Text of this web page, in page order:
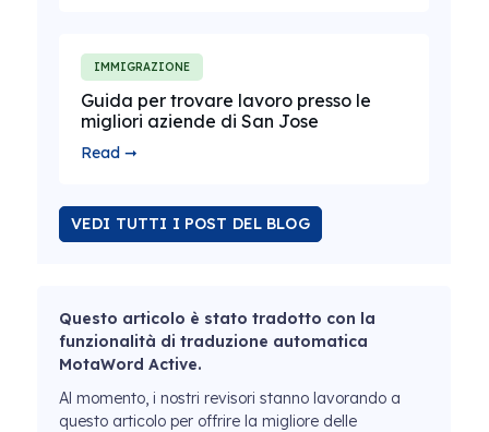
IMMIGRAZIONE
Guida per trovare lavoro presso le
migliori aziende di San Jose
Read ➞
VEDI TUTTI I POST DEL BLOG
Questo articolo è stato tradotto con la
funzionalità di traduzione automatica
MotaWord Active.
Al momento, i nostri revisori stanno lavorando a
questo articolo per offrire la migliore delle